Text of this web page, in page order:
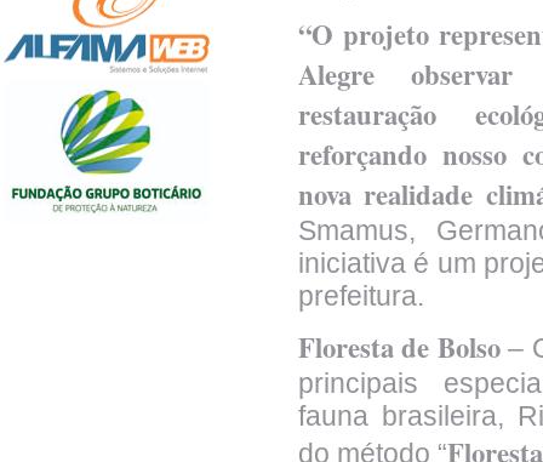
“O projeto
Alegre
restauração
reforçando nosso
nova realidade
Smamus,
iniciativa é um
prefeitura.
Floresta de Bolso–
principais
fauna brasileira,
do método “